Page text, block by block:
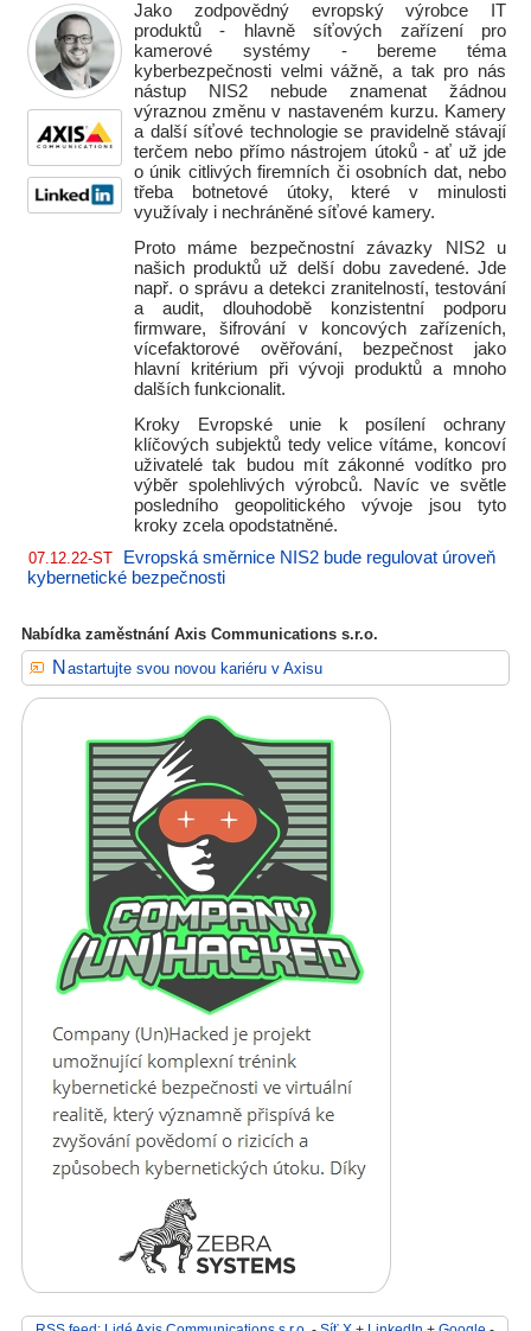
Jako zodpovědný evropský výrobce IT
produktů - hlavně síťových zařízení pro
kamerové systémy - bereme téma
kyberbezpečnosti velmi vážně, a tak pro nás
nástup NIS2 nebude znamenat žádnou
výraznou změnu v nastaveném kurzu. Kamery
a další síťové technologie se pravidelně stávají
terčem nebo přímo nástrojem útoků - ať už jde
o únik citlivých firemních či osobních dat, nebo
třeba botnetové útoky, které v minulosti
využívaly i nechráněné síťové kamery.
Proto máme bezpečnostní závazky NIS2 u
našich produktů už delší dobu zavedené. Jde
např. o správu a detekci zranitelností, testování
a audit, dlouhodobě konzistentní podporu
firmware, šifrování v koncových zařízeních,
vícefaktorové ověřování, bezpečnost jako
hlavní kritérium při vývoji produktů a mnoho
dalších funkcionalit.
Kroky Evropské unie k posílení ochrany
klíčových subjektů tedy velice vítáme, koncoví
uživatelé tak budou mít zákonné vodítko pro
výběr spolehlivých výrobců. Navíc ve světle
posledního geopolitického vývoje jsou tyto
kroky zcela opodstatněné.
07.12.22-ST
Evropská směrnice NIS2 bude regulovat úroveň
kybernetické bezpečnosti
Nabídka zaměstnání Axis Communications s.r.o.
Nastartujte svou novou kariéru v Axisu